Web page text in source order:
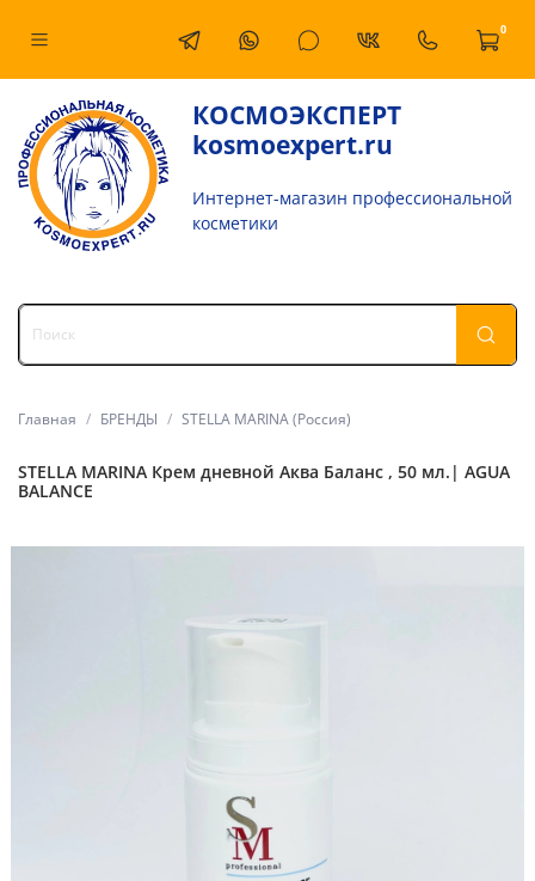
0
КОСМОЭКСПЕРТ
kosmoexpert.ru
Интернет-магазин профессиональной
косметики
Главная БРЕНДЫ STELLA MARINA (Россия)
STELLA MARINA Крем дневной Аква Баланс , 50 мл.| AGUA
BALANCE